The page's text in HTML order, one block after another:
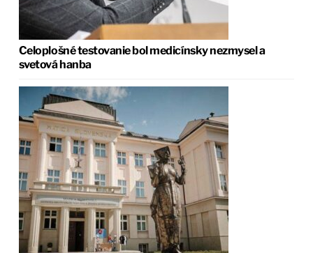
Celoplošné testovanie bol medicínsky nezmysel a
svetová hanba